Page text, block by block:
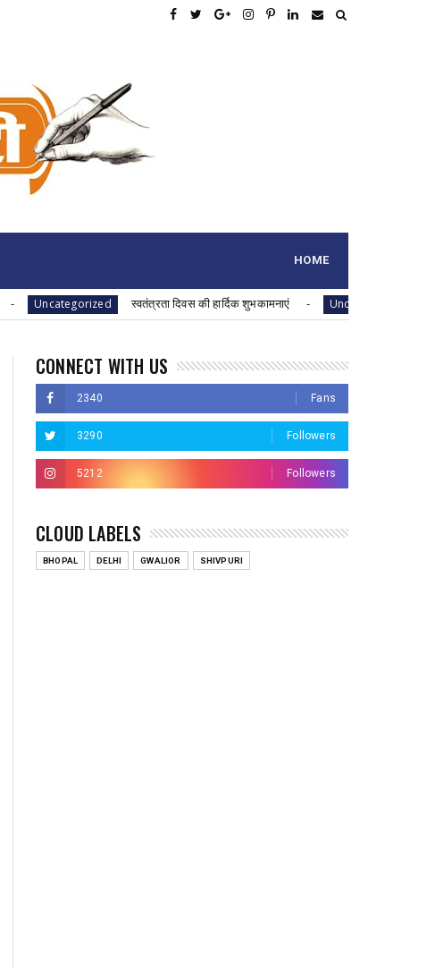
HOME
स्वतंत्रता दिवस की हार्दिक शुभकामनाएं Uncategorized
CONNECT WITH US
2340 Fans
3290 Followers
5212 Followers
CLOUD LABELS
BHOPAL DELHI GWALIOR SHIVPURI